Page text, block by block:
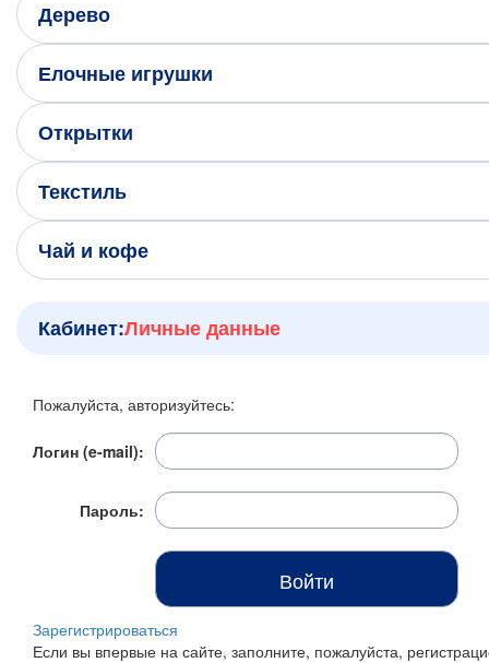
Итого:
Продолжить покупки
Перейти в корзину
Дерево
Елочные игрушки
Открытки
Текстиль
Чай и кофе
Кабинет:Личные данные
Пожалуйста, авторизуйтесь:
Логин (e-mail):
Пароль:
Зарегистрироваться
Если вы впервые на сайте, заполните, пожалуйста,